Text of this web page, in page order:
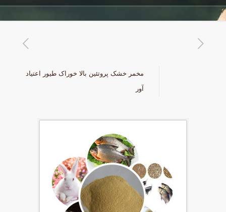
مخمر خشک پروتئین بالا خوراک طیور اعتیاد
آور